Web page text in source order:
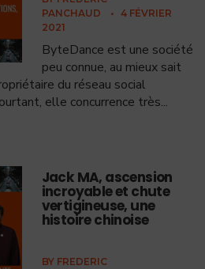
PANCHAUD
• 4 FÉVRIER
2021
ByteDance est une société
peu connue, au mieux sait
du réseau social
elle concurrence très...
Jack MA, ascension
incroyable et chute
vertigineuse, une
histoire chinoise
BY FREDERIC